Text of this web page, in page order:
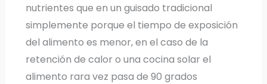
nutrientes que en un guisado tradicional
simplemente porque el tiempo de exposición
del alimento es menor, en el caso de la
retención de calor o una cocina solar el
alimento rara vez pasa de 90 grados